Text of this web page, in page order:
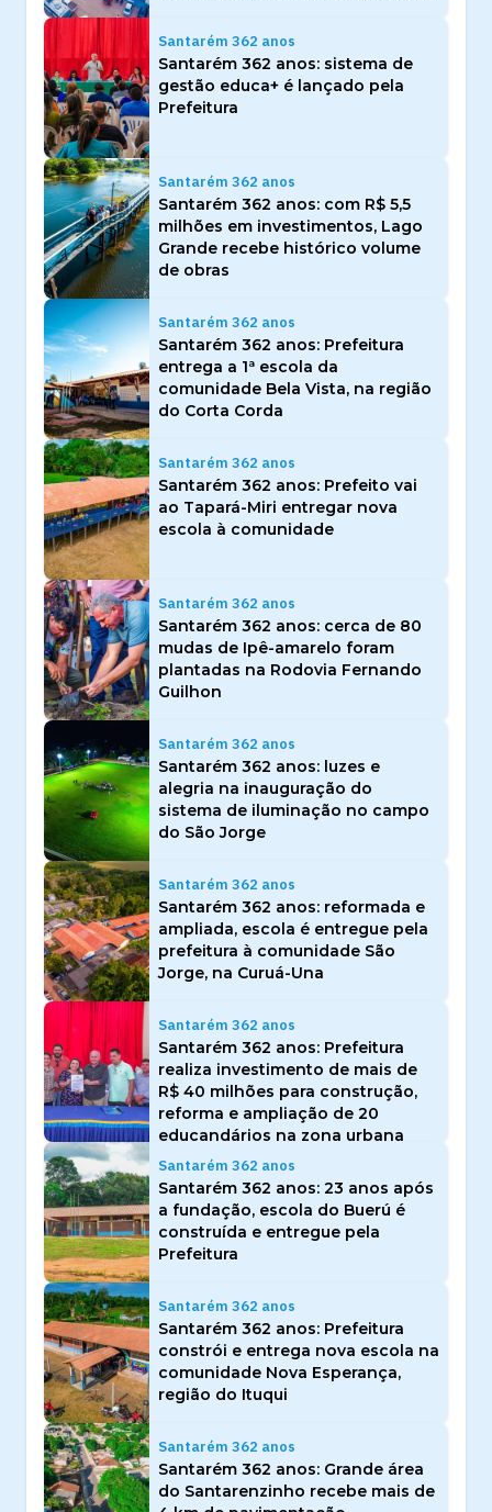
Santarém 362 anos
Santarém 362 anos: sistema de
gestão educa+ é lançado pela
Prefeitura
Santarém 362 anos
Santarém 362 anos: com R$ 5,5
milhões em investimentos, Lago
Grande recebe histórico volume
de obras
Santarém 362 anos
Santarém 362 anos: Prefeitura
entrega a 1ª escola da
comunidade Bela Vista, na região
do Corta Corda
Santarém 362 anos
Santarém 362 anos: Prefeito vai
ao Tapará-Miri entregar nova
escola à comunidade
Santarém 362 anos
Santarém 362 anos: cerca de 80
mudas de Ipê-amarelo foram
plantadas na Rodovia Fernando
Guilhon
Santarém 362 anos
Santarém 362 anos: luzes e
alegria na inauguração do
sistema de iluminação no campo
do São Jorge
Santarém 362 anos
Santarém 362 anos: reformada e
ampliada, escola é entregue pela
prefeitura à comunidade São
Jorge, na Curuá-Una
Santarém 362 anos
Santarém 362 anos: Prefeitura
realiza investimento de mais de
R$ 40 milhões para construção,
reforma e ampliação de 20
educandários na zona urbana
Santarém 362 anos
Santarém 362 anos: 23 anos após
a fundação, escola do Buerú é
construída e entregue pela
Prefeitura
Santarém 362 anos
Santarém 362 anos: Prefeitura
constrói e entrega nova escola na
comunidade Nova Esperança,
região do Ituqui
Santarém 362 anos
Santarém 362 anos: Grande área
do Santarenzinho recebe mais de